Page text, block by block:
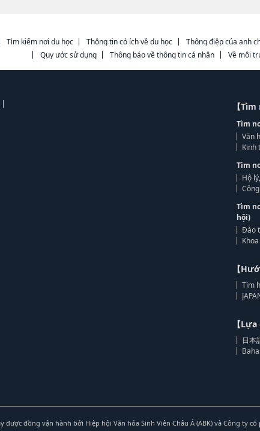
Tìm kiếm nơi du học Thông tin có ích về du học Thông điệp của anh
Quy ước sử dụng
Thông báo về thông tin cá nhân Về môi
【
Tìm
Văn
Kinh
Tìm
Hộ
Tìm
hội)
Đào
【
Tìm
【
日本
được đồng vận hành bởi Hiệp hội Văn hóa Sinh Viên Châu Á (ABK) và Công ty